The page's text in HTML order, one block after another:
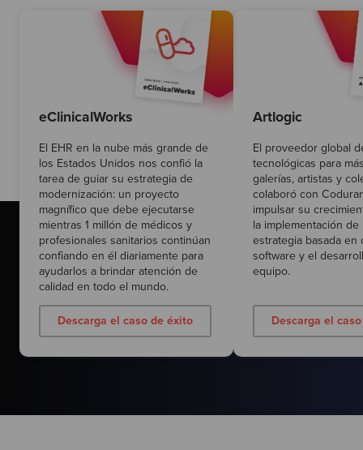
eClinicalWorks
El EHR en la nube más grande de
los Estados Unidos nos confió la
tarea de guiar su estrategia de
modernización: un proyecto
magnífico que debe ejecutarse
mientras 1 millón de médicos y
profesionales sanitarios continúan
confiando en él diariamente para
ayudarlos a brindar atención de
calidad en todo el mundo.
Descarga el caso de éxito
Artlogic
El proveedor global
tecnológicas para
galerías, artistas y
colaboró con
impulsar su
la implementación de
estrategia basada en
software y el
equipo.
Descarga el